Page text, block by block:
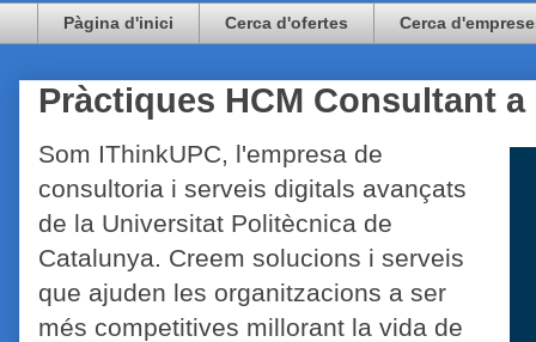
Pàgina d'inici Cerca d'ofertes Cerca
Pràctiques HCM Consultant a
Som IThinkUPC, l'empresa de
consultoria i serveis digitals avançats
de la Universitat Politècnica de
Catalunya. Creem solucions i serveis
que ajuden les organitzacions a ser
més competitives millorant la vida de